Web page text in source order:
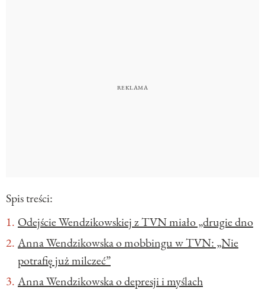
Spis treści:
Odejście Wendzikowskiej z TVN miało „drugie dno
Anna Wendzikowska o mobbingu w TVN: „Nie
potrafię już milczeć”
Anna Wendzikowska o depresji i myślach